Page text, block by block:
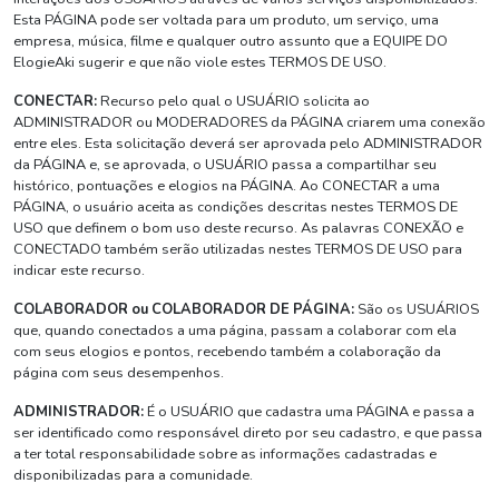
Esta PÁGINA pode ser voltada para um produto, um serviço, uma
empresa, música, filme e qualquer outro assunto que a EQUIPE DO
ElogieAki sugerir e que não viole estes TERMOS DE USO.
CONECTAR:Recurso pelo qual o USUÁRIO solicita ao
ADMINISTRADOR ou MODERADORES da PÁGINA criarem uma conexão
entre eles. Esta solicitação deverá ser aprovada pelo ADMINISTRADOR
da PÁGINA e, se aprovada, o USUÁRIO passa a compartilhar seu
histórico, pontuações e elogios na PÁGINA. Ao CONECTAR a uma
PÁGINA, o usuário aceita as condições descritas nestes TERMOS DE
USO que definem o bom uso deste recurso. As palavras CONEXÃO e
CONECTADO também serão utilizadas nestes TERMOS DE USO para
indicar este recurso.
COLABORADOR ou COLABORADOR DE PÁGINA: São os USUÁRIOS
que, quando conectados a uma página, passam a colaborar com ela
com seus elogios e pontos, recebendo também a colaboração da
página com seus desempenhos.
ADMINISTRADOR:É o USUÁRIO que cadastra uma PÁGINA e passa a
ser identificado como responsável direto por seu cadastro, e que passa
a ter total responsabilidade sobre as informações cadastradas e
disponibilizadas para a comunidade.